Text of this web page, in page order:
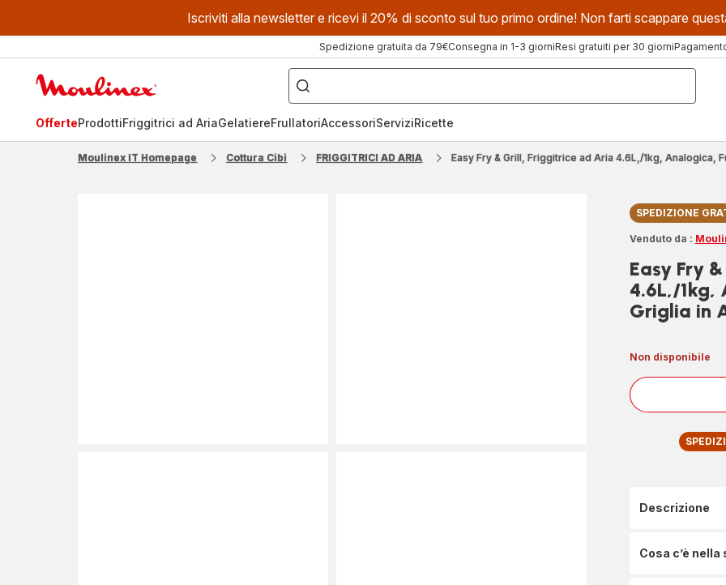
Iscriviti alla newsletter e ricevi il 20% di sconto sul tuo primo ordine! Non farti scappare
Spedizione gratuita da 79€Consegna in 1-3 giorniResi gratuiti per 30 giorni
Cosa
stai
cercando?
OfferteProdottiFriggitrici ad AriaGelatiereFrullatoriAccessoriServiziRicette
Moulinex IT Homepage Cottura Cibi FRIGGITRICI AD ARIA Easy Fry & Grill, Friggitrice ad Aria 4.6L,/1kg, Analogica,
SPEDIZIONE
Venduto da :
Easy Fry
4.6L,/1kg,
Griglia in
Non disponibile
Descrizione
Cosa c’è